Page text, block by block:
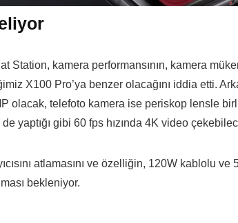
Station, kamera performansının, kamera
X100 Pro’ya benzer olacağını iddia etti.
olacak, telefoto kamera ise periskop lensle
yaptığı gibi 60 fps hızında 4K video
atlamasını ve özelliğin, 120W kablolu ve
bekleniyor.